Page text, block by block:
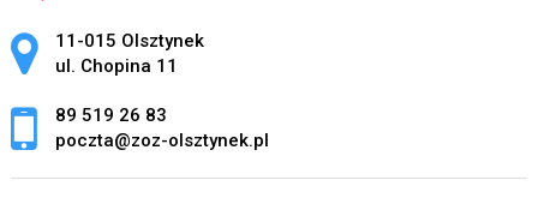
Adres pocztowy:
11-015 Olsztynek
ul. Chopina 11
89 519 26 83
poczta@zoz-olsztynek.pl